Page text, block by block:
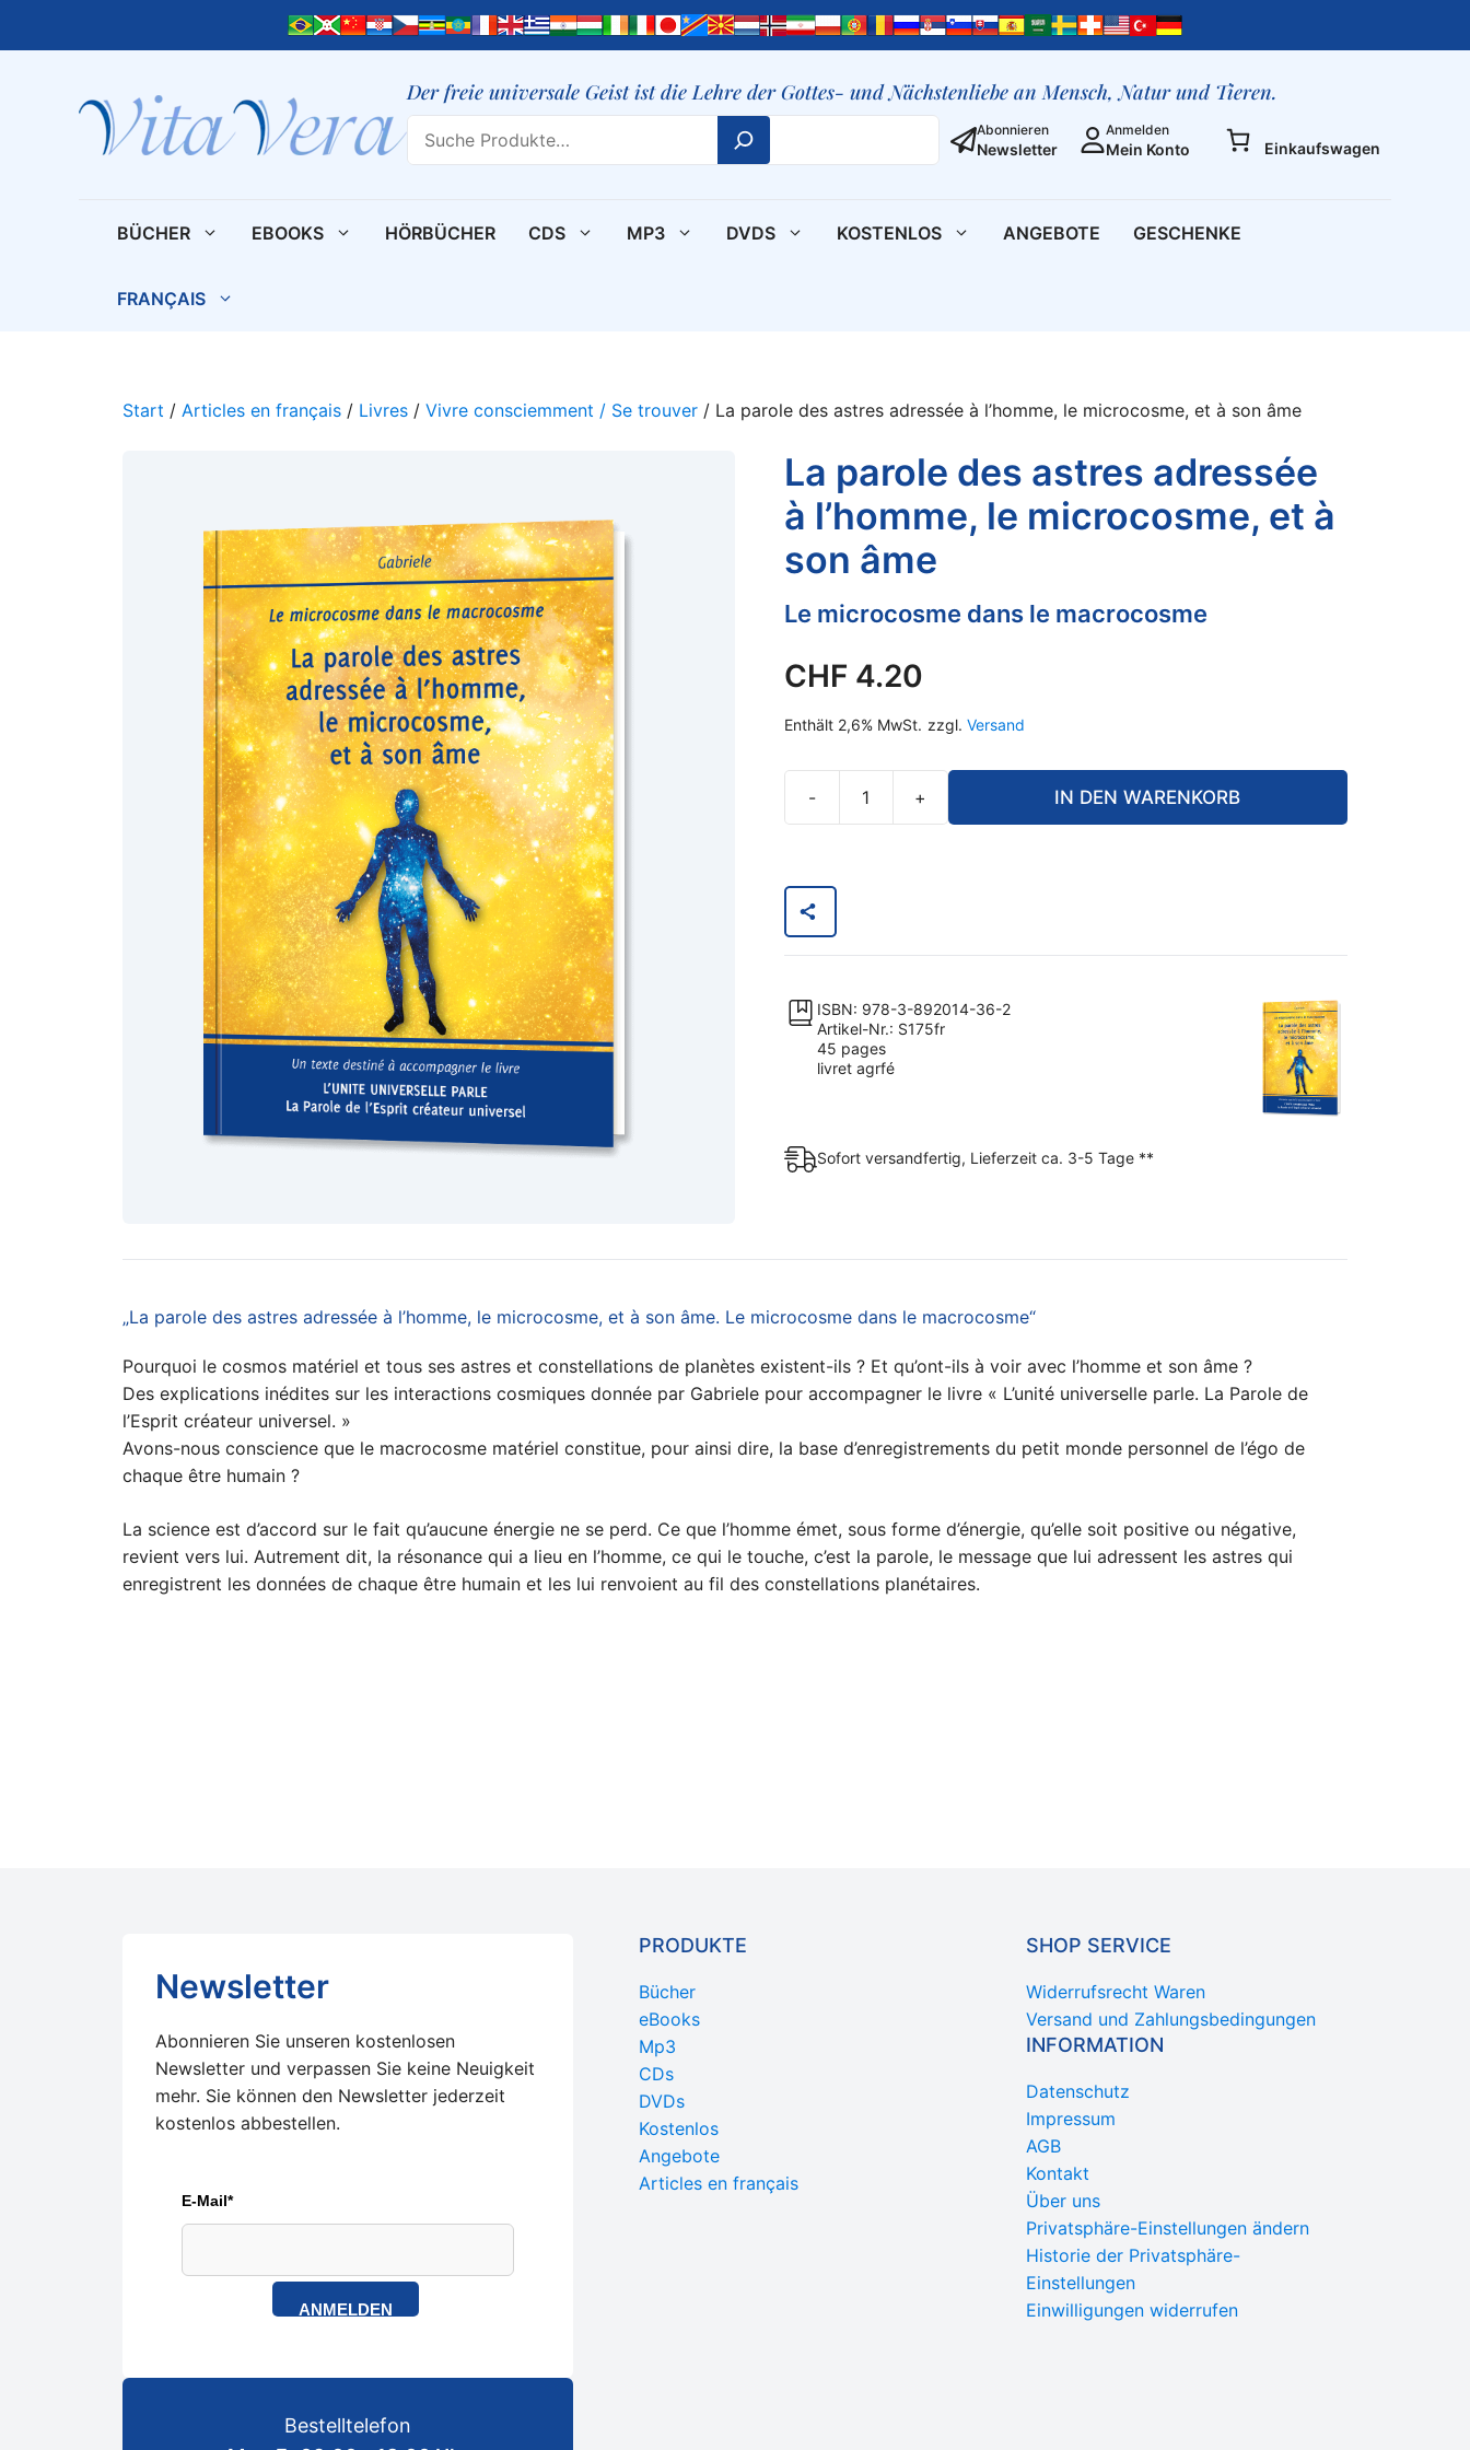
Der freie universale Geist ist die Lehre der Gottes- und Nächstenliebe an Mensch, Natur und Tieren.
Search Abonnieren
Newsletter
Anmelden
Mein Konto Einkaufswagen
BÜCHER EBOOKS HÖRBÜCHER CDS MP3 DVDS KOSTENLOS ANGEBOTE GESCHENKE
FRANÇAIS
Start / Articles en français / Livres / Vivre consciemment / Se trouver / La parole des astres adressée à l’homme, le microcosme, et à son âme
La parole des astres adressée
à l’homme, le microcosme, et à
son âme
Le microcosme dans le macrocosme
CHF 4.20
Enthält 2,6% MwSt. zzgl. Versand
-
astres
adressée
le
microcosme,
Menge
+ IN DEN WARENKORB
ISBN: 978-3-892014-36-2
Artikel-Nr.: S175fr
45 pages
livret agrfé
Sofort versandfertig, Lieferzeit ca. 3-5 Tage **
„La parole des astres adressée à l’homme, le microcosme, et à son âme. Le microcosme dans le macrocosme“
Pourquoi le cosmos matériel et tous ses astres et constellations de planètes existent-ils ? Et qu’ont-ils à voir avec l’homme et son âme ?
Des explications inédites sur les interactions cosmiques donnée par Gabriele pour accompagner le livre « L’unité universelle parle. La Parole de
l’Esprit créateur universel. »
Avons-nous conscience que le macrocosme matériel constitue, pour ainsi dire, la base d’enregistrements du petit monde personnel de l’égo de
chaque être humain ?
La science est d’accord sur le fait qu’aucune énergie ne se perd. Ce que l’homme émet, sous forme d’énergie, qu’elle soit positive ou négative,
revient vers lui. Autrement dit, la résonance qui a lieu en l’homme, ce qui le touche, c’est la parole, le message que lui adressent les astres qui
enregistrent les données de chaque être humain et les lui renvoient au fil des constellations planétaires.
Newsletter
Abonnieren Sie unseren kostenlosen
Newsletter und verpassen Sie keine Neuigkeit
mehr. Sie können den Newsletter jederzeit
kostenlos abbestellen.
E-Mail*
ANMELDEN
Bestelltelefon
PRODUKTE
Bücher
eBooks
Mp3
CDs
DVDs
Kostenlos
Angebote
Articles en français
SHOP SERVICE
Widerrufsrecht Waren
Versand und Zahlungsbedingungen
INFORMATION
Datenschutz
Impressum
AGB
Kontakt
Über uns
Privatsphäre-Einstellungen ändern
Historie der Privatsphäre-
Einstellungen
Einwilligungen widerrufen
des
astres
à
le
son